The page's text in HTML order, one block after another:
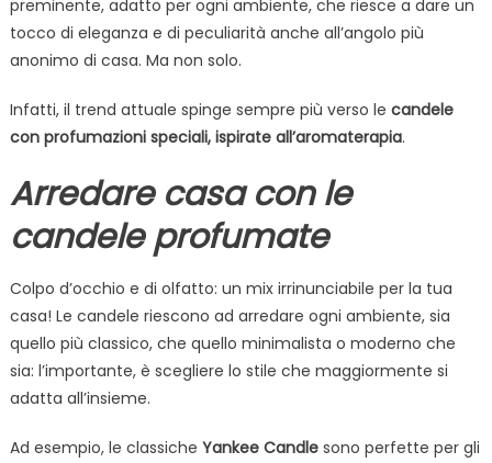
preminente, adatto per ogni ambiente, che riesce a dare un
tocco di eleganza e di peculiarità anche all’angolo più
anonimo di casa. Ma non solo.
Infatti, il trend attuale spinge sempre più verso le candele
con profumazioni speciali, ispirate all’aromaterapia.
Arredare casa con le
candele profumate
Colpo d’occhio e di olfatto: un mix irrinunciabile per la tua
casa! Le candele riescono ad arredare ogni ambiente, sia
quello più classico, che quello minimalista o moderno che
sia: l’importante, è scegliere lo stile che maggiormente si
adatta all’insieme.
Ad esempio, le classiche Yankee Candle sono perfette per gli